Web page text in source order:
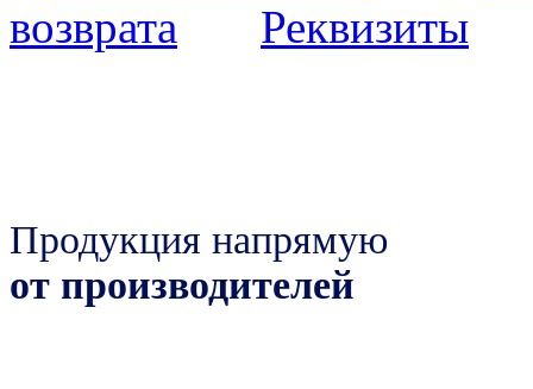
возврата
Реквизиты
Продукция напрямую
от производителей